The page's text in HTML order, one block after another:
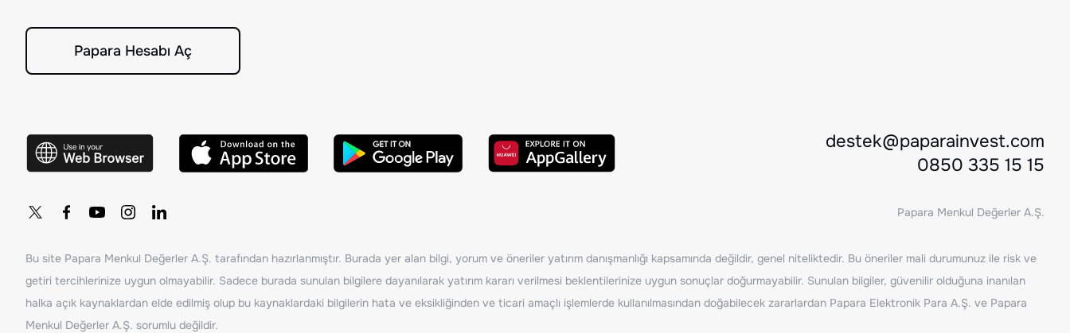
Papara Hesabı Aç
destek@paparainvest.com
0850 335 15 15
Papara Menkul Değerler A.Ş.
Bu site Papara Menkul Değerler A.Ş. tarafından hazırlanmıştır. Burada yer alan bilgi, yorum ve öneriler yatırım danışmanlığı kapsamında değildir, genel niteliktedir. Bu öneriler mali durumunuz ile risk ve
getiri tercihlerinize uygun olmayabilir. Sadece burada sunulan bilgilere dayanılarak yatırım kararı verilmesi beklentilerinize uygun sonuçlar doğurmayabilir. Sunulan bilgiler, güvenilir olduğuna inanılan
halka açık kaynaklardan elde edilmiş olup bu kaynaklardaki bilgilerin hata ve eksikliğinden ve ticari amaçlı işlemlerde kullanılmasından doğabilecek zararlardan Papara Elektronik Para A.Ş. ve Papara
Menkul Değerler A.Ş. sorumlu değildir.